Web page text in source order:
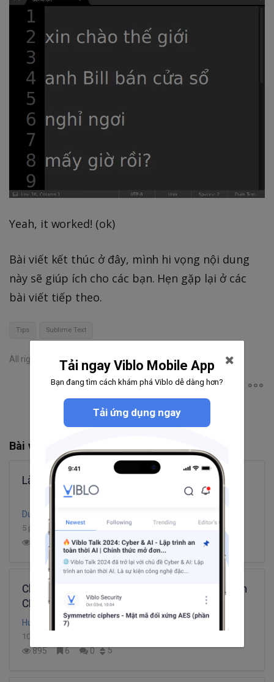
Yeah, it worked! (ok)
Bài viết kết thúc ở đây, mình hi vọng nội dung
này sẽ giúp ích cho các bạn. Hẹn gặp lại ở các
bài viết tiếp theo.
Tips Sublime Text
All rights reserved
Bài viết liên quan
Làm Việc Với Hệ Điều Hành Ubuntu
Dung Ha
5 phút đọc
6 0 5
Chín thói quen xấu cần bỏ nếu muốn theo ngành
CNTT
Hurricane
10 phút đọc
895 6 0 5
Tải ngay Viblo Mobile App
Bạn đang tìm cách khám phá Viblo dễ dàng hơn?
Tải ứng dụng ngay